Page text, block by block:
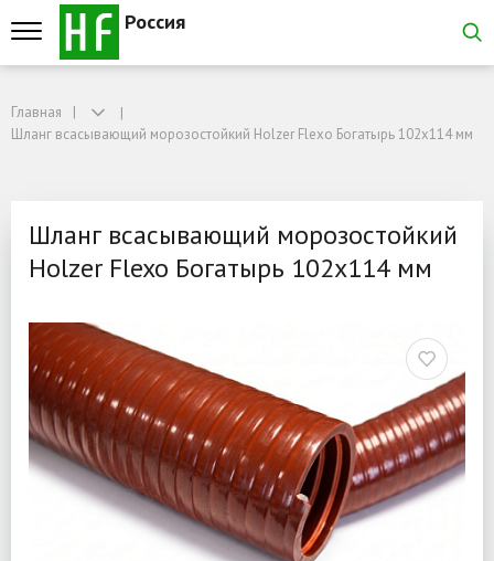
Россия
Шланг всасывающий морозостойкий Holzer Flexo Богатырь 102x114 мм
Шланг всасывающий
Главная
Шланг всасывающий морозостойкий Holzer Flexo Богатырь 102x114 мм
Шланг всасывающий морозостойкий
Holzer Flexo Богатырь 102x114 мм